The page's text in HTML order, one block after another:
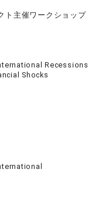
ト主催ワークショップ
Recessions
Shocks